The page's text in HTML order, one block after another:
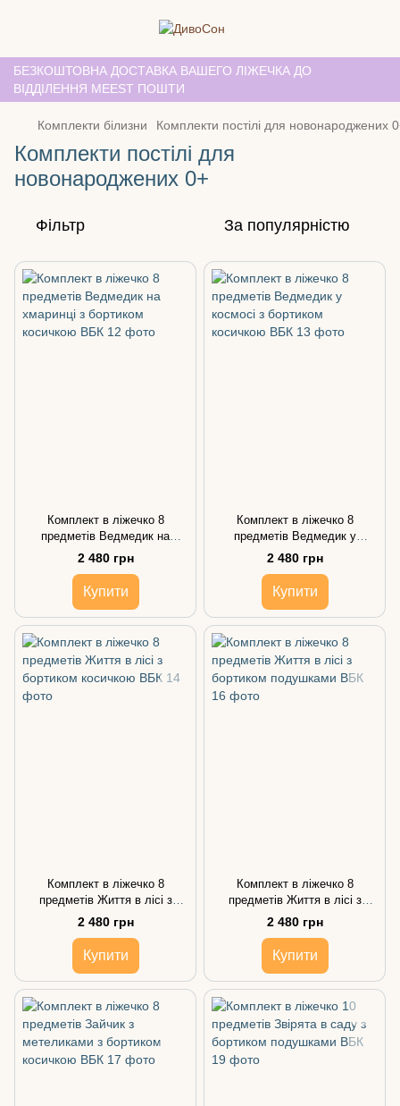
БЕЗКОШТОВНА ДОСТАВКА ВАШЕГО ЛІЖЕЧКА ДО
ВІДДІЛЕННЯ MEEST ПОШТИ
Комплекти білизни Комплекти постілі для новонароджених
Комплекти постілі для
новонароджених 0+
Фільтр За популярністю
Комплект в ліжечко 8
предметів Ведмедик на
хмаринці з бортиком косичкою
2 480 грн
Купити
Комплект в ліжечко 8
предметів Ведмедик у
космосі з бортиком косичкою
2 480 грн
Купити
Комплект в ліжечко 8
предметів Життя в лісі з
бортиком косичкою
2 480 грн
Купити
Комплект в ліжечко 8
предметів Життя в лісі з
бортиком подушками
2 480 грн
Купити